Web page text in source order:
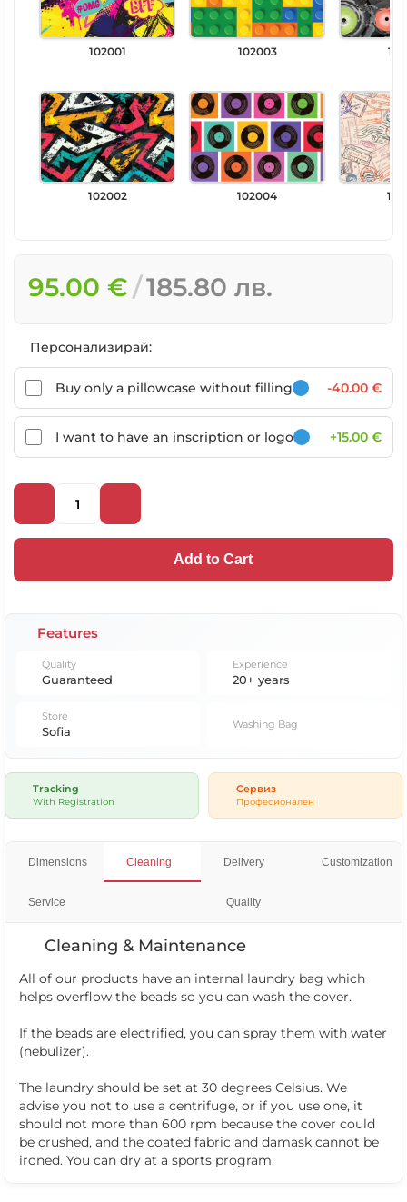
102001
102002
102003
102004
95.00 € 185.80 лв.
Персонализирай:
Buy only a pillowcase without filling -40.00 €
I want to have an inscription or logo +15.00 €
Add to Cart
Features
Quality
Guaranteed
Experience
20+ years
Store
Sofia Washing Bag
Tracking
With Registration
Сервиз
Професионален
Dimensions Cleaning Delivery Customization
Service Quality
Cleaning & Maintenance
All of our products have an internal laundry bag which
helps overflow the beads so you can wash the cover.
If the beads are electrified, you can spray them with water
(nebulizer).
The laundry should be set at 30 degrees Celsius. We
advise you not to use a centrifuge, or if you use one, it
should not more than 600 rpm because the cover could
be crushed, and the coated fabric and damask cannot be
ironed. You can dry at a sports program.